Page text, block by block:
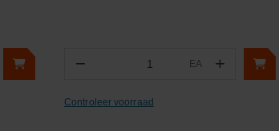
− EA +
Controleer voorraad